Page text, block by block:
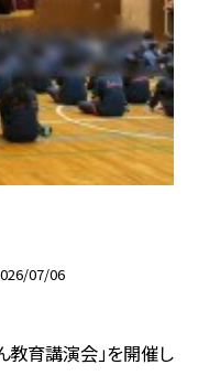
07/06
教育講演会」を開催し